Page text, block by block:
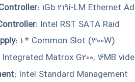
1Gb 219i-LM Ethernet
Intel RST SATA Raid
1 * Common Slot (300W)
Integrated Matrox G200, 16MB
Intel Standard Management